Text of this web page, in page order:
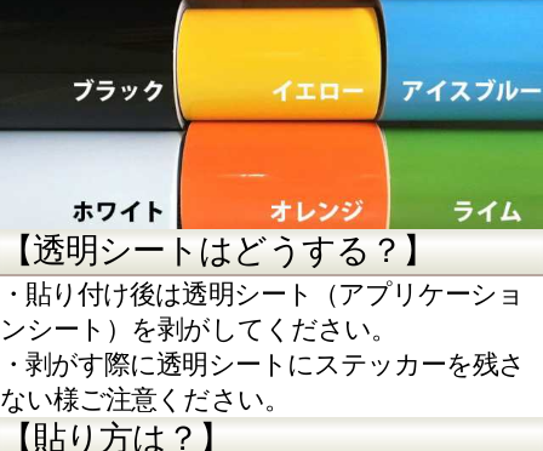
木材：水分があり基本的に不可。
表面を磨きニスや塗料を
場合があります。
●ワックスやコーティングを施工してる素材
適切な下地処理(脱脂処理)により貼付け可
●汚れの付きにくい加工を施してある素材
ウレタンコーティングで防汚加工が施してあ
る素材
アウトドア製品などに見られるパウダー
加工が施されたプラスチック面など。
●新品のガラス：表面のオイルや薬品コーティ
ングを洗浄後貼り付けてください。
●下地の変形する素材
ポリエチレン(PE)/ポリプロピレン(PP)/ポリカ
ーボネート/プラ板/ペットボトル 等
●遊離成分有り:
ターポリン/軟質塩化ビニール（一時的に貼れ
ますが、時間の経過で剥がれます）
● アウトガス発生: